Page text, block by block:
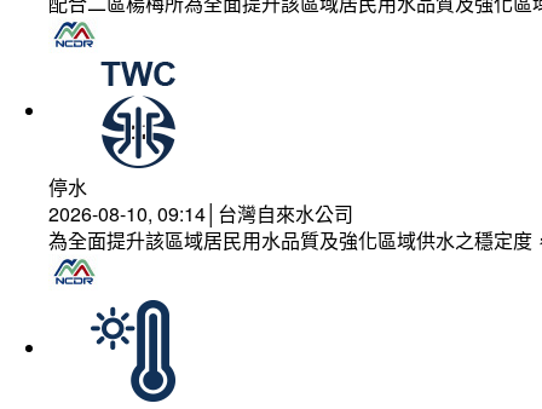
停水
2026-08-10, 09:14│台灣自來水公司
為全面提升該區域居民用水品質及強化區域供水之穩定